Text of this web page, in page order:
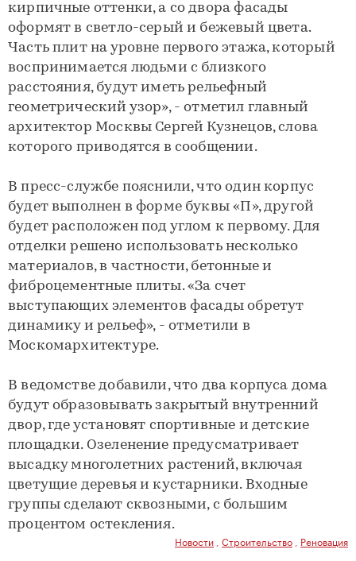
кирпичные оттенки, а со двора фасады
оформят в светло-серый и бежевый цвета.
Часть плит на уровне первого этажа, который
воспринимается людьми с близкого
расстояния, будут иметь рельефный
геометрический узор», - отметил главный
архитектор Москвы Сергей Кузнецов, слова
которого приводятся в сообщении.
В пресс-службе пояснили, что один корпус
будет выполнен в форме буквы «П», другой
будет расположен под углом к первому. Для
отделки решено использовать несколько
материалов, в частности, бетонные и
фиброцементные плиты. «За счет
выступающих элементов фасады обретут
динамику и рельеф», - отметили в
Москомархитектуре.
В ведомстве добавили, что два корпуса дома
будут образовывать закрытый внутренний
двор, где установят спортивные и детские
площадки. Озеленение предусматривает
высадку многолетних растений, включая
цветущие деревья и кустарники. Входные
группы сделают сквозными, с большим
процентом остекления.
Новости Строительство Реновация